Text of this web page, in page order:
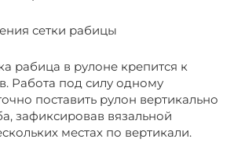
сетки рабицы
рабица в рулоне крепится к
Работа под силу одному
поставить рулон вертикально
зафиксировав вязальной
местах по вертикали.